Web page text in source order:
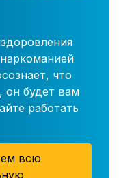
что
он будет вам
работать
всю